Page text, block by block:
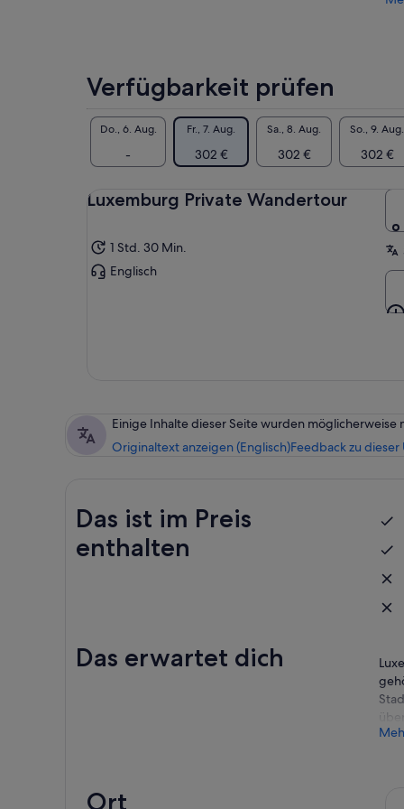
mehrere
Reisende
auswählst
Verfügbarkeit prüfen
Do., 6. Aug.
-
Fr., 7. Aug.
302 €
Sa., 8. Aug.
302 €
So., 9. Aug.
302 €
Luxemburg Private Wandertour
1 Std. 30 Min.
Englisch
Einige Inhalte dieser Seite wurden möglicherweise
Originaltext anzeigen (Englisch)Feedback zu
Das ist im Preis
enthalten
Das erwartet dich
Ort